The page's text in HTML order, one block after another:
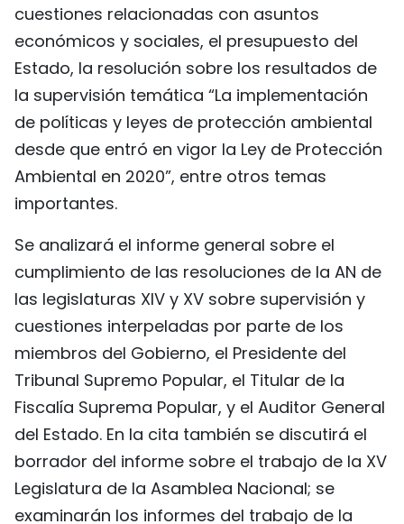
cuestiones relacionadas con asuntos
económicos y sociales, el presupuesto del
Estado, la resolución sobre los resultados de
la supervisión temática “La implementación
de políticas y leyes de protección ambiental
desde que entró en vigor la Ley de Protección
Ambiental en 2020”, entre otros temas
importantes.
Se analizará el informe general sobre el
cumplimiento de las resoluciones de la AN de
las legislaturas XIV y XV sobre supervisión y
cuestiones interpeladas por parte de los
miembros del Gobierno, el Presidente del
Tribunal Supremo Popular, el Titular de la
Fiscalía Suprema Popular, y el Auditor General
del Estado. En la cita también se discutirá el
borrador del informe sobre el trabajo de la XV
Legislatura de la Asamblea Nacional; se
examinarán los informes del trabajo de la